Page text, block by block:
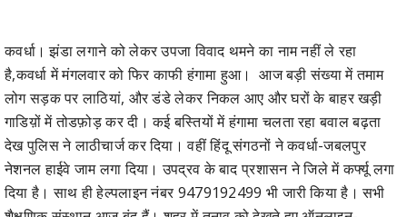
कवर्धा। झंडा लगाने को लेकर उपजा विवाद थमने का नाम नहीं ले रहा
है,कवर्धा में मंगलवार को फिर काफी हंगामा हुआ। आज बड़ी संख्या में तमाम
लोग सड़क पर लाठियां, और डंडे लेकर निकल आए और घरों के बाहर खड़ी
गाडिय़ों में तोडफ़ोड़ कर दी। कई बस्तियों में हंगामा चलता रहा बवाल बढ़ता
देख पुलिस ने लाठीचार्ज कर दिया। वहीं हिंदू संगठनों ने कवर्धा-जबलपुर
नेशनल हाईवे जाम लगा दिया। उपद्रव के बाद प्रशासन ने जिले में कर्फ्यू लगा
दिया है। साथ ही हेल्पलाइन नंबर 9479192499 भी जारी किया है। सभी